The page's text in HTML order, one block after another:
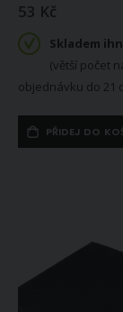
53 Kč
Skladem
(větší počet
objednávku do 21
PŘIDEJ DO